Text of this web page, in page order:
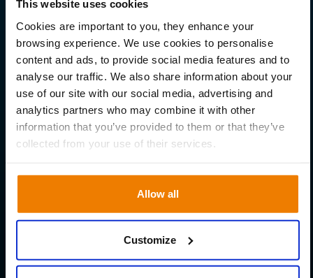
This website uses cookies
Cookies are important to you, they enhance your
browsing experience. We use cookies to personalise
content and ads, to provide social media features and to
analyse our traffic. We also share information about your
use of our site with our social media, advertising and
analytics partners who may combine it with other
information that you’ve provided to them or that they’ve
collected from your use of their services.
Allow all
Customize
chain
Ontdek hoe Slim4 jouw bedrijf kan
transformeren
Download je rapport